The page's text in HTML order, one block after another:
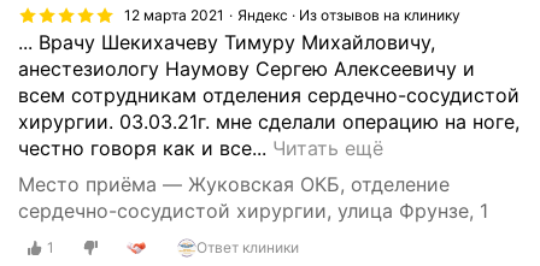
12 марта 2021
Яндекс · Из отзывов на клинику
... Врачу Шекихачеву Тимуру Михайловичу,
анестезиологу Наумову Сергею Алексеевичу и
всем сотрудникам отделения сердечно-сосудистой
хирургии. 03.03.21г. мне сделали операцию на ноге,
честно говоря как и все... Читать ещёБ
а
г
Место приёма — Жуковская ОКБ, отделение
сердечно-сосудистой хирургии, улица Фрунзе, 1
1 Ответ клиники